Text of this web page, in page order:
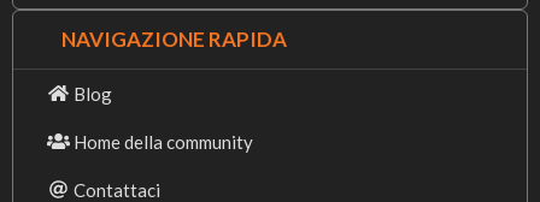
NAVIGAZIONE RAPIDA
Blog
Home della community
Contattaci